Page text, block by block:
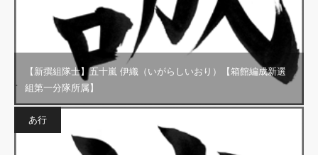
【新撰組隊士】五十嵐 伊織（いがらしいおり）【箱館編成新選
組第一分隊所属】
あ行